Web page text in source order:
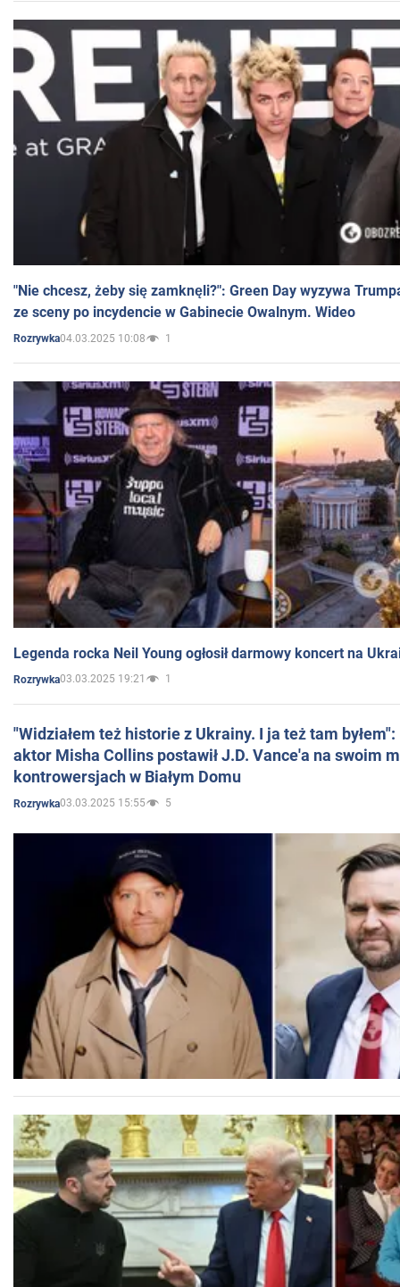
"Nie chcesz, żeby się zamknęli?": Green Day wyzywa
ze sceny po incydencie w Gabinecie Owalnym. Wideo
Rozrywka04.03.2025 10:08 1
Legenda rocka Neil Young ogłosił darmowy koncert na
Rozrywka03.03.2025 19:21 1
"Widziałem też historie z Ukrainy. I ja też tam
aktor Misha Collins postawił J.D. Vance'a na swoim
kontrowersjach w Białym Domu
Rozrywka03.03.2025 15:55 5